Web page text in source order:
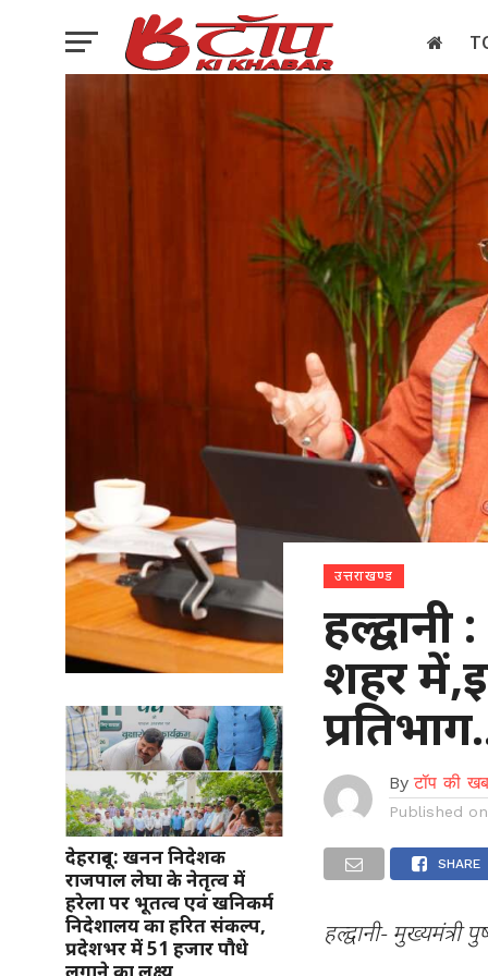
इलेक्शन
देहरादून: खनन निदेशक
राजपाल लेघा के नेतृत्व में
हरेला पर भूतत्व एवं खनिकर्म
निदेशालय का हरित संकल्प,
प्रदेशभर में 51 हजार पौधे
लगाने का लक्ष्य
उत्तराखण्ड
शहर
By टॉप की
Published on
SHARE
हल्द्वानी- मुख्यमंत्री